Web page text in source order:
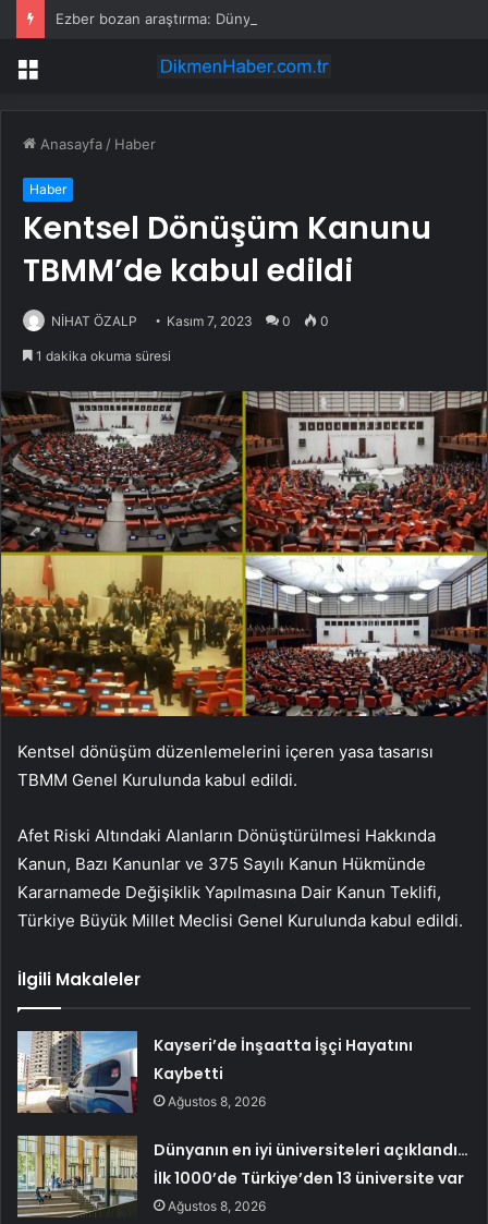
Ezber bozan araştırma: Dünya’da yaşam iki kez ortaya çıktı
Menü
Anasayfa / Haber
Haber
Kentsel Dönüşüm Kanunu
TBMM’de kabul edildi
NİHAT ÖZALP Kasım 7, 2023 0 0
1 dakika okuma süresi
Kentsel dönüşüm düzenlemelerini içeren yasa tasarısı
TBMM Genel Kurulunda kabul edildi.
Afet Riski Altındaki Alanların Dönüştürülmesi Hakkında
Kanun, Bazı Kanunlar ve 375 Sayılı Kanun Hükmünde
Kararnamede Değişiklik Yapılmasına Dair Kanun Teklifi,
Türkiye Büyük Millet Meclisi Genel Kurulunda kabul edildi.
İlgili Makaleler
Kayseri’de İnşaatta İşçi Hayatını
Kaybetti
Ağustos 8, 2026
Dünyanın en iyi üniversiteleri açıklandı…
İlk 1000’de Türkiye’den 13 üniversite var
Ağustos 8, 2026